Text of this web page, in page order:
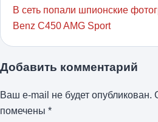
В сеть попали шпионские
Benz C450 AMG Sport
Добавить комментарий
Ваш e-mail не будет опубликован.
помечены *